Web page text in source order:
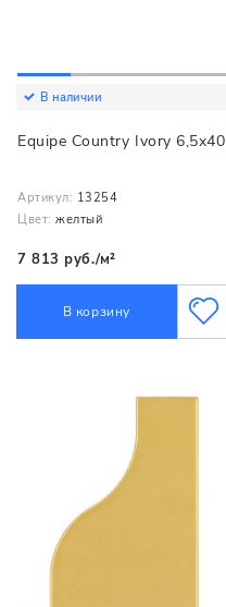
В наличии
Equipe Country Ivory 6,5x40
Артикул: 13254
Цвет: желтый
7 813 руб./м²
В корзину